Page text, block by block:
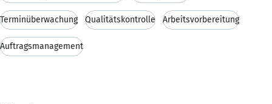
Terminüberwachung Qualitätskontrolle Arbeitsvorbereitung
Auftragsmanagement